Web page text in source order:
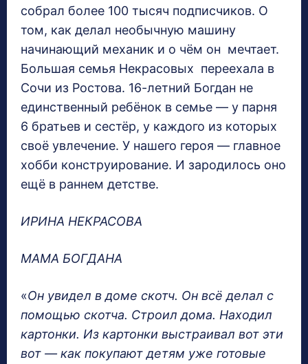
собрал более 100 тысяч подписчиков. О
том, как делал необычную машину
начинающий механик и о чём он мечтает.
Большая семья Некрасовых переехала в
Сочи из Ростова. 16-летний Богдан не
единственный ребёнок в семье — у парня
6 братьев и сестёр, у каждого из которых
своё увлечение. У нашего героя — главное
хобби конструирование. И зародилось оно
ещё в раннем детстве.
ИРИНА НЕКРАСОВА
МАМА БОГДАНА
«Он увидел в доме скотч. Он всё делал с
помощью скотча. Строил дома. Находил
картонки. Из картонки выстраивал вот эти
вот — как покупают детям уже готовые